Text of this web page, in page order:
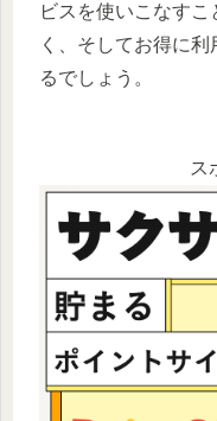
ビスを使いこなす
く、そしてお得に
るでしょう。
ス